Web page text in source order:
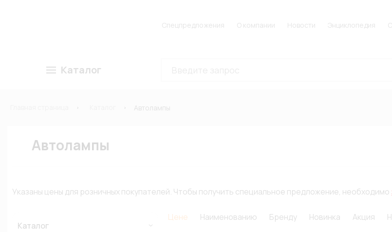
Спецпредложения О компании Новости Энциклопедия
Каталог
Автолампы
Автолампы
Указаны цены для розничных покупателей. Чтобы получить специальное предложение, необходимо
Каталог
Цене Наименованию Бренду Новинка Акция